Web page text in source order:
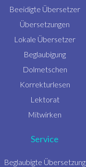
Beeidigte Übersetzer
Übersetzungen
Lokale Übersetzer
Beglaubigung
Dolmetschen
Korrekturlesen
Lektorat
Mitwirken
Service
Beglaubigte Übersetzung